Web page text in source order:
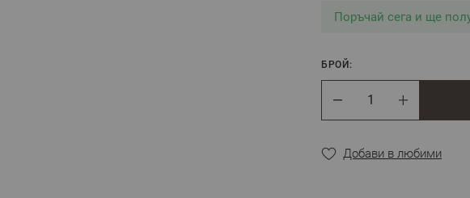
Поръчай сега и ще
БРОЙ:
Добави в любими